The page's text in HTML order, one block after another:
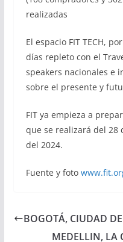
realizadas
El espacio FIT TECH,
días repleto con el
speakers nacionales e
sobre el presente y
FIT ya empieza a
que se realizará del 28
del 2024.
Fuente y foto
BOGOTÁ, CIUDAD
MEDELLIN, LA